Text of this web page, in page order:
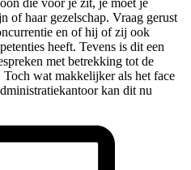
die voor je zit, je moet je
of haar gezelschap. Vraag gerust
en of hij of zij ook
heeft. Tevens is dit een
met betrekking tot de
wat makkelijker als het face
kan dit nu